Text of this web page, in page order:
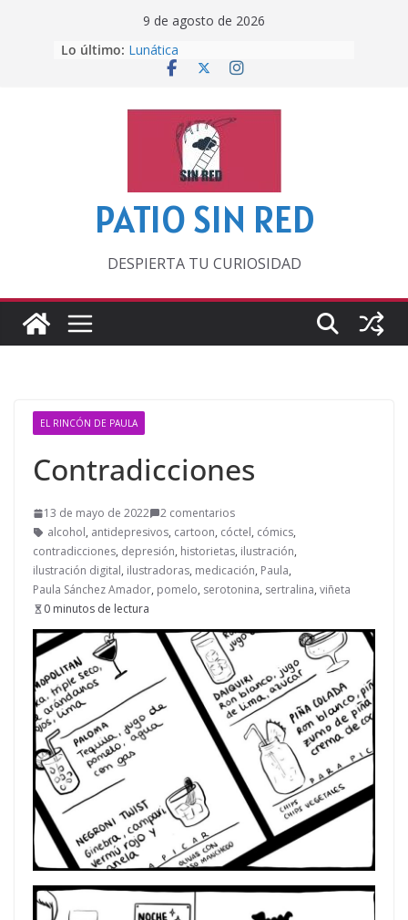
9 de agosto de 2026
Lo último: Lunática
Pero, hasta entonces…
‘La broma infinita’ de recomendar
lecturas veraniegas
Otra del Mundial
PATIO SIN RED
DESPIERTA TU CURIOSIDAD
EL RINCÓN DE PAULA
Contradicciones
13 de mayo de 2022
2 comentarios
alcohol, antidepresivos, cartoon, cóctel, cómics,
contradicciones, depresión, historietas, ilustración,
ilustración digital, ilustradoras, medicación, Paula,
Paula Sánchez Amador, pomelo, serotonina, sertralina, viñeta
0 minutos de lectura